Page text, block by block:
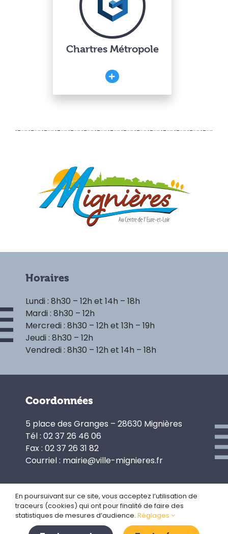
Chartres Métropole
Horaires
Lundi : 8h30 – 12h et 14h – 18h
Mardi : 8h30 – 12h
Mercredi : 8h30 – 12h et 13h – 19h
Jeudi : 8h30 – 12h
Vendredi : 8h30 – 12h et 14h – 18h
Coordonnées
5 place des Granges – 28630 Mignières
Tél : 02 37 26 46 06
Fax : 02 37 26 31 82
Courriel : mairie@ville-mignieres.fr
Politique de confidentialité
Gestion des cookies
Plan du site
En poursuivant sur ce site, vous acceptez l’utilisation de
traceurs (cookies) qui ont pour finalité de faire des
statistiques de mesures d’audience. Réglages